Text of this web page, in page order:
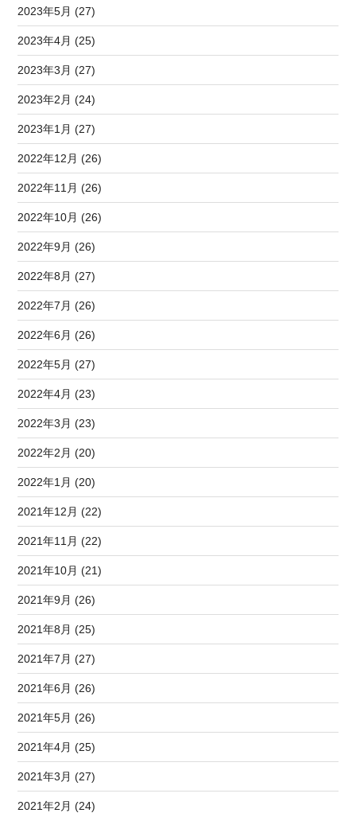
2023年5月 (27)
2023年4月 (25)
2023年3月 (27)
2023年2月 (24)
2023年1月 (27)
2022年12月 (26)
2022年11月 (26)
2022年10月 (26)
2022年9月 (26)
2022年8月 (27)
2022年7月 (26)
2022年6月 (26)
2022年5月 (27)
2022年4月 (23)
2022年3月 (23)
2022年2月 (20)
2022年1月 (20)
2021年12月 (22)
2021年11月 (22)
2021年10月 (21)
2021年9月 (26)
2021年8月 (25)
2021年7月 (27)
2021年6月 (26)
2021年5月 (26)
2021年4月 (25)
2021年3月 (27)
2021年2月 (24)